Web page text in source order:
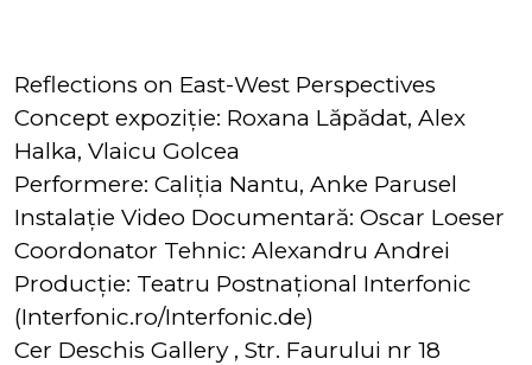
Reflections on East-West Perspectives
Concept expoziție: Roxana Lăpădat, Alex
Halka, Vlaicu Golcea
Performere: Caliția Nantu, Anke Parusel
Instalație Video Documentară: Oscar Loeser
Coordonator Tehnic: Alexandru Andrei
Producție: Teatru Postnațional Interfonic
(Interfonic.ro/Interfonic.de)
Cer Deschis Gallery , Str. Faurului nr 18